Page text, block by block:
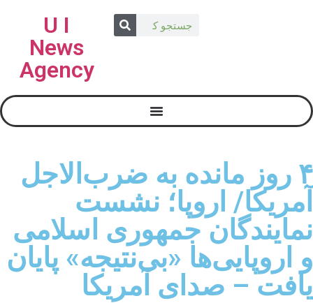
U I
News
Agency
۴ روز مانده به ضرب‌الاجل
آمریکا/ اروپا؛ نشست
نمایندگان جمهوری اسلامی
و اروپایی‌ها «بی‌نتیجه» پایان
یافت – صدای آمریکا